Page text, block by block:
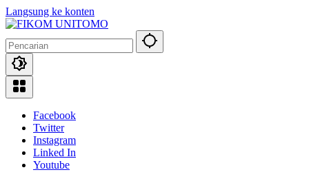
Langsung ke konten
Facebook
Twitter
Instagram
Linked In
Youtube